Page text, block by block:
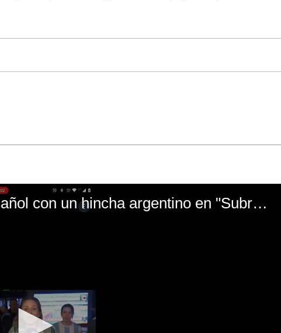
El mal momento de Yanina Gasañol con un hincha argentino en "Subrayado"